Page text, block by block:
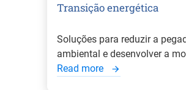
Transição energética
Soluções para reduzir a
ambiental e desenvolver a
Read more